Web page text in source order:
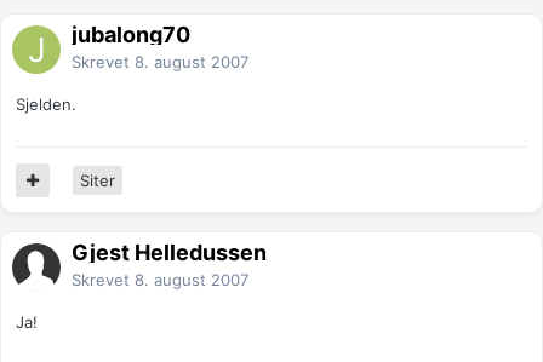
jubalong70
Skrevet 8. august 2007
Sjelden.
Siter
Gjest Helledussen
Skrevet 8. august 2007
Ja!